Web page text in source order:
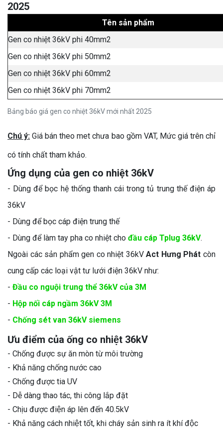
2025
Bảng báo giá gen co nhiệt 36kV mới nhất 2025
Tên sản phẩm
Gen co nhiệt 36kV phi 40mm2
Gen co nhiệt 36kV phi 50mm2
Gen co nhiệt 36kV phi 60mm2
Gen co nhiệt 36kV phi 70mm2
Chú ý: Giá bán theo met chưa bao gồm VAT, Mức giá trên chỉ
có tính chất tham khảo.
Ứng dụng của gen co nhiệt 36kV
- Dùng để bọc hệ thống thanh cái trong tủ trung thế điện áp
36kV
- Dùng để bọc cáp điện trung thế
- Dùng để làm tay pha co nhiệt cho đầu cáp Tplug 36kV.
Ngoài các sản phẩm gen co nhiệt 36kVAct Hưng Phát còn
cung cấp các loại vật tư lưới điện 36kV như:
- Đầu co nguội trung thể 36kV của 3M
- Hộp nối cáp ngầm 36kV 3M
- Chống sét van 36kV siemens
Ưu điểm của ống co nhiệt 36kV
- Chống được sự ăn mòn từ môi trường
- Khả năng chống nước cao
- Chống được tia UV
- Dễ dàng thao tác, thi công lắp đặt
- Chịu được điện áp lên đến 40.5kV
- Khả năng cách nhiệt tốt, khi cháy sản sinh ra ít khí độc